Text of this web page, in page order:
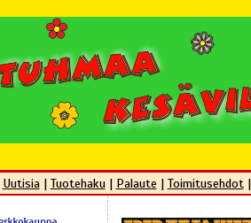
Uutisia| Tuotehaku| Palaute | Toimitusehdot